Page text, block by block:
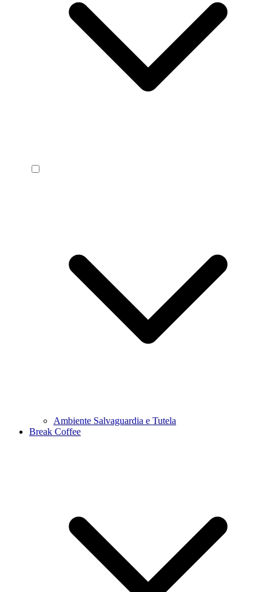
Ambiente Salvaguardia e Tutela
Break Coffee